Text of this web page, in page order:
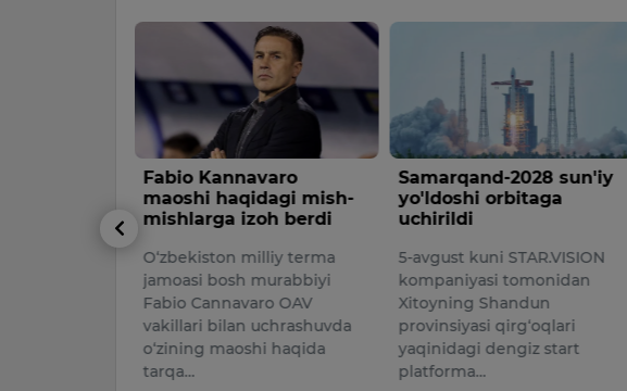
Fabio Kannavaro
maoshi haqidagi mish-
mishlarga izoh berdi
O‘zbekiston milliy terma
jamoasi bosh murabbiyi
Fabio Cannavaro OAV
vakillari bilan uchrashuvda
o‘zining maoshi haqida
tarqa…
Samarqand-2028 sun'iy
yo'ldoshi orbitaga
uchirildi
5-avgust kuni STAR.VISION
kompaniyasi tomonidan
Xitoyning Shandun
provinsiyasi qirg‘oqlari
yaqinidagi dengiz start
platforma…